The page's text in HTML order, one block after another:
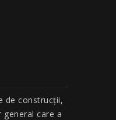
de construcţii,
general care a